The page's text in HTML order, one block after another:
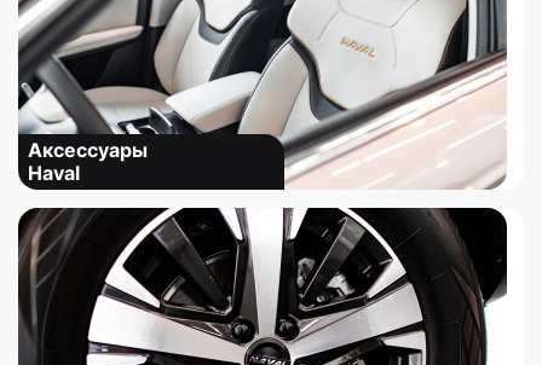
Аксессуары
Haval